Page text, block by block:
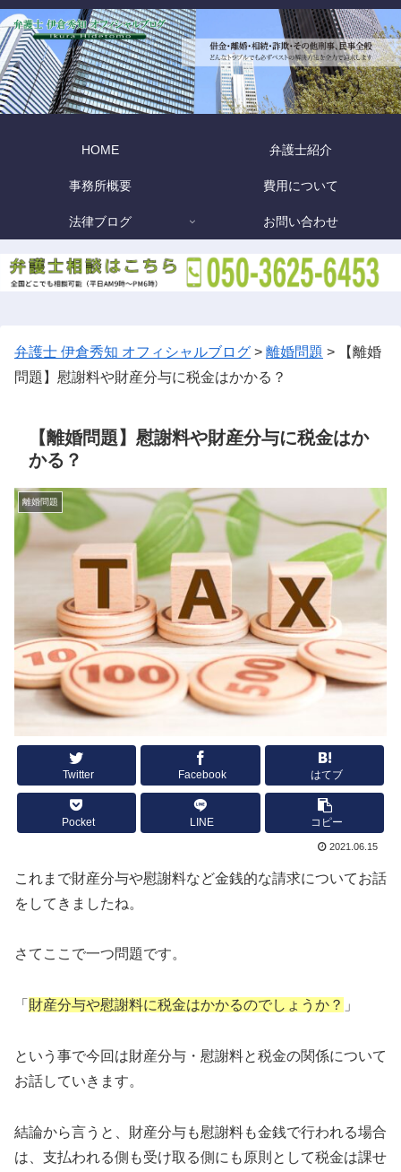
HOME 弁護士紹介
事務所概要 費用について
法律ブログ お問い合わせ
弁護士 伊倉秀知 オフィシャルブログ > 離婚問題 >
【離婚
問題】慰謝料や財産分与に税金はかかる？
【離婚問題】慰謝料や財産分与に税金はか
かる？
離婚問題
Twitter Facebook はてブ
Pocket LINE コピー
2021.06.15
これまで財産分与や慰謝料など金銭的な請求についてお話
をしてきましたね。
さてここで一つ問題です。
「 財産分与や慰謝料に税金はかかるのでしょうか？ 」
という事で今回は財産分与・慰謝料と税金の関係について
お話していきます。
結論から言うと、財産分与も慰謝料も金銭で行われる場合
は、支払われる側も受け取る側にも原則として税金は課せ